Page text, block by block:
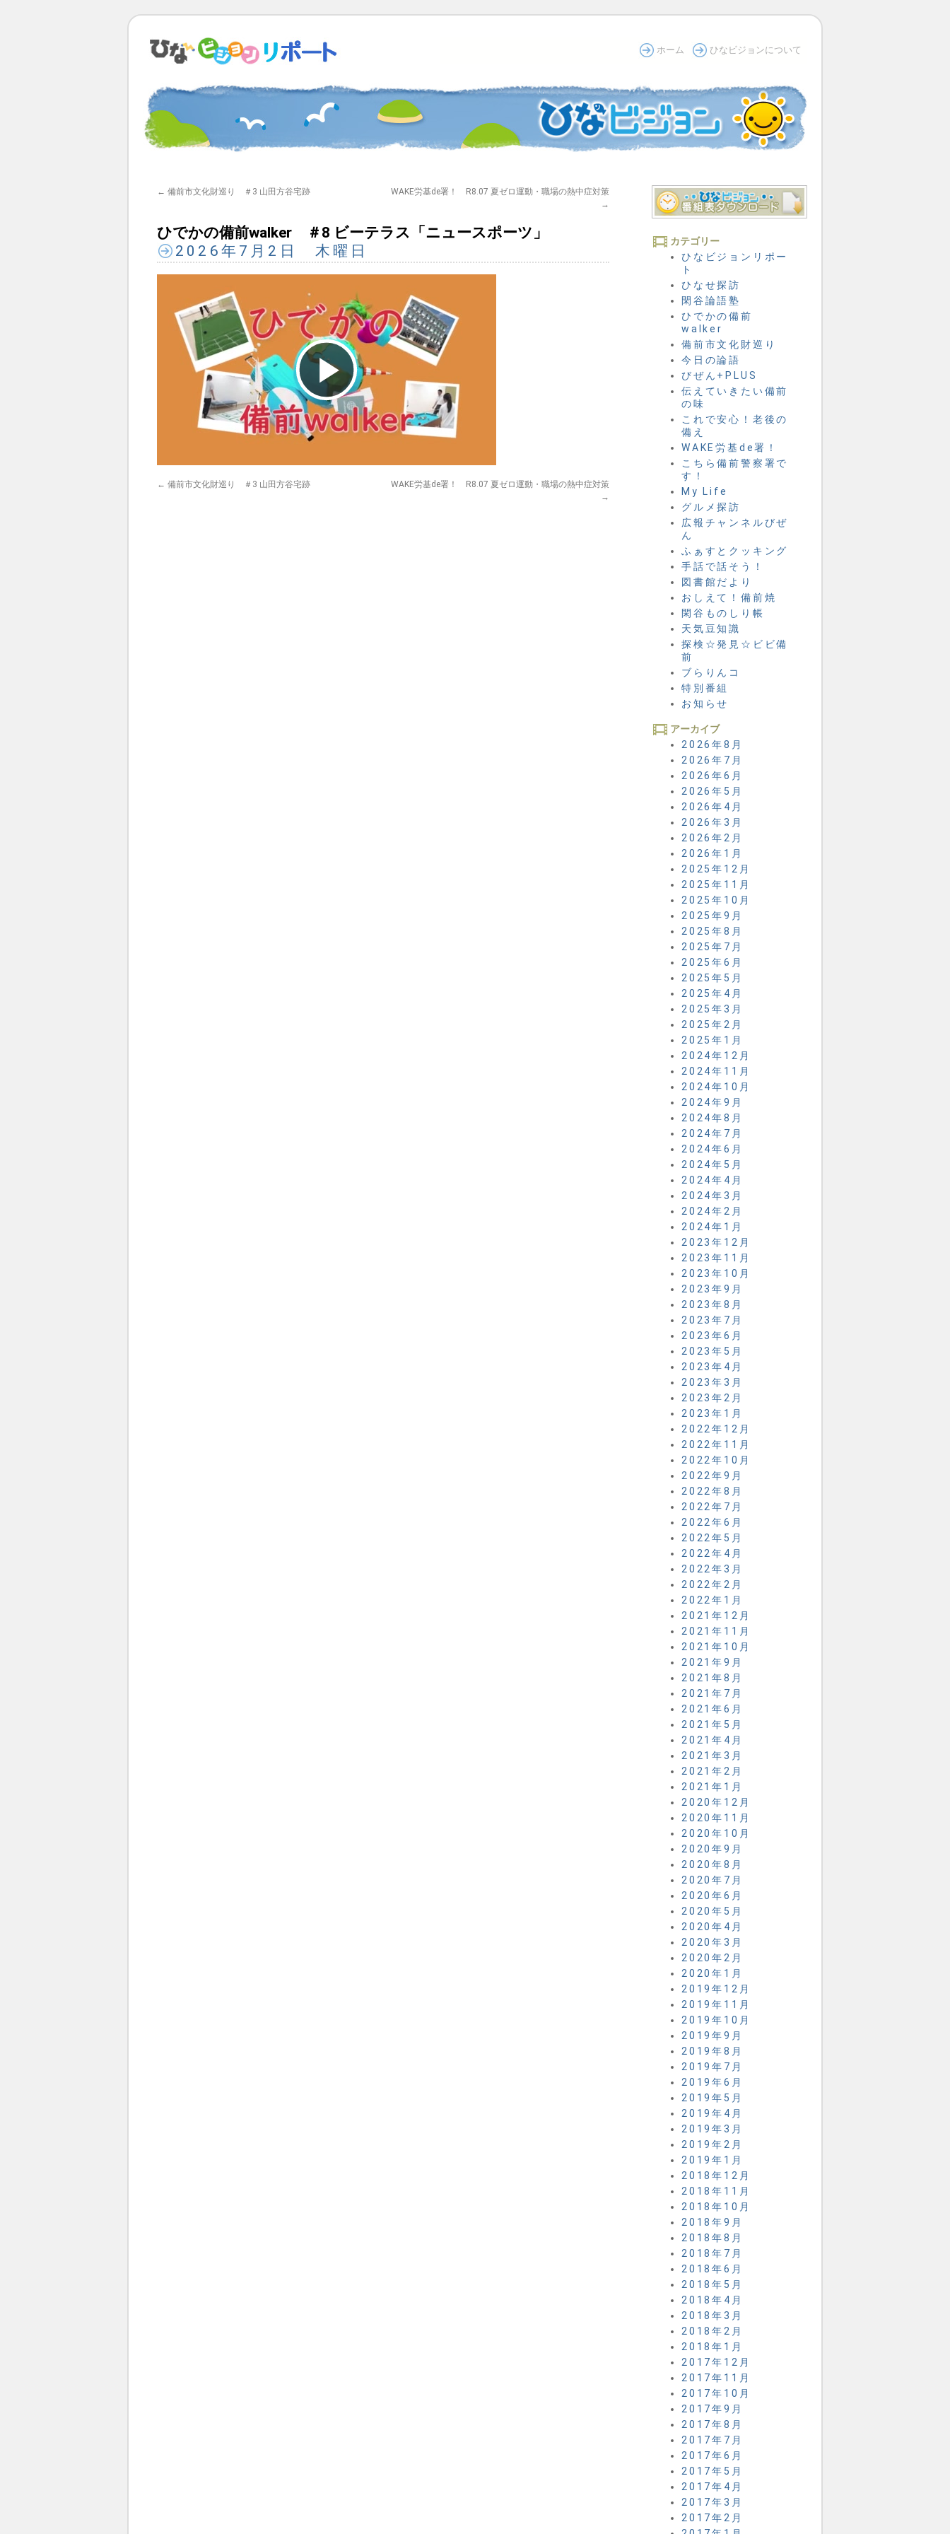
ホーム ひなビジョンについて
← 備前市文化財巡り ＃3 山田方谷宅跡
WAKE労基de署！ R8.07 夏ゼロ運動・職場の熱中症対策
→
ひでかの備前walker ＃8 ビーテラス「ニュースポーツ」
2026年7月2日 木曜日
Play
Video
← 備前市文化財巡り ＃3 山田方谷宅跡
WAKE労基de署！ R8.07 夏ゼロ運動・職場の熱中症対策
→
カテゴリー
ひなビジョンリポー
ト
ひなせ探訪
閑谷論語塾
ひでかの備前
walker
備前市文化財巡り
今日の論語
びぜん+PLUS
伝えていきたい備前
の味
これで安心！老後の
備え
WAKE労基de署！
こちら備前警察署で
す！
My Life
グルメ探訪
広報チャンネルびぜ
ん
ふぁすとクッキング
手話で話そう！
図書館だより
おしえて！備前焼
閑谷ものしり帳
天気豆知識
探検☆発見☆ビビ備
前
ブらりんコ
特別番組
お知らせ
アーカイブ
2026年8月
2026年7月
2026年6月
2026年5月
2026年4月
2026年3月
2026年2月
2026年1月
2025年12月
2025年11月
2025年10月
2025年9月
2025年8月
2025年7月
2025年6月
2025年5月
2025年4月
2025年3月
2025年2月
2025年1月
2024年12月
2024年11月
2024年10月
2024年9月
2024年8月
2024年7月
2024年6月
2024年5月
2024年4月
2024年3月
2024年2月
2024年1月
2023年12月
2023年11月
2023年10月
2023年9月
2023年8月
2023年7月
2023年6月
2023年5月
2023年4月
2023年3月
2023年2月
2023年1月
2022年12月
2022年11月
2022年10月
2022年9月
2022年8月
2022年7月
2022年6月
2022年5月
2022年4月
2022年3月
2022年2月
2022年1月
2021年12月
2021年11月
2021年10月
2021年9月
2021年8月
2021年7月
2021年6月
2021年5月
2021年4月
2021年3月
2021年2月
2021年1月
2020年12月
2020年11月
2020年10月
2020年9月
2020年8月
2020年7月
2020年6月
2020年5月
2020年4月
2020年3月
2020年2月
2020年1月
2019年12月
2019年11月
2019年10月
2019年9月
2019年8月
2019年7月
2019年6月
2019年5月
2019年4月
2019年3月
2019年2月
2019年1月
2018年12月
2018年11月
2018年10月
2018年9月
2018年8月
2018年7月
2018年6月
2018年5月
2018年4月
2018年3月
2018年2月
2018年1月
2017年12月
2017年11月
2017年10月
2017年9月
2017年8月
2017年7月
2017年6月
2017年5月
2017年4月
2017年3月
2017年2月